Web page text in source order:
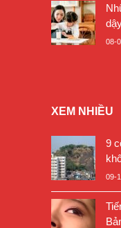
08-
XEM NHIỀU
9
09-